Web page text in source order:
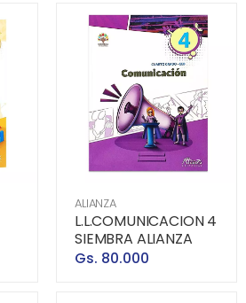
ALIANZA
L.L.COMUNICACION 4
SIEMBRA ALIANZA
Gs. 80.000